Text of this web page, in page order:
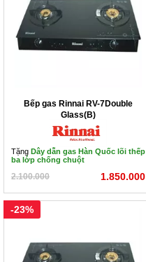
Bếp gas Rinnai RV-7Double
Glass(B)
Tặng Dây dẫn gas Hàn Quốc lõi thếp
ba lớp chống chuột
2.100.000 1.850.000
-23%